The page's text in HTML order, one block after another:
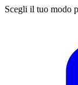
Scegli il tuo modo